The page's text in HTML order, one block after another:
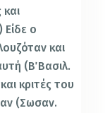
Είδε ο
και
(Β΄ Βασιλ.
κριτές του
(Σωσαν.